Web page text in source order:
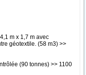
m x 1,7 m avec
géotextile. (58 m3) >>
(90 tonnes) >> 1100